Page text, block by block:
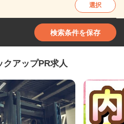
選択
検索条件を保存
クアップPR求人